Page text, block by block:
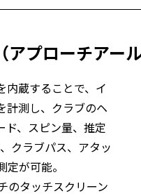
プローチアール
内蔵することで、イ
計測し、クラブのヘ
ド、スピン量、推定
クラブパス、アタッ
が可能。
のタッチスクリーン